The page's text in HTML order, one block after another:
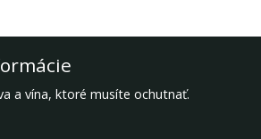
a vína, ktoré musíte ochutnať.